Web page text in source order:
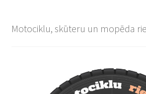
Motociklu, skūteru un mopēda